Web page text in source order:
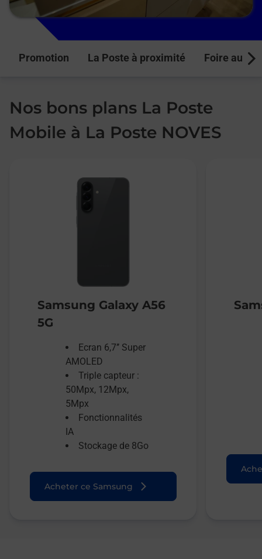
Promotion La Poste à proximité Foire aux
Nos bons plans La Poste
Mobile à La Poste NOVES
Samsung Galaxy A56
5G
Ecran 6,7’’ Super
AMOLED
Triple capteur :
50Mpx, 12Mpx,
5Mpx
Fonctionnalités
IA
Stockage de 8Go
Acheter ce Samsung